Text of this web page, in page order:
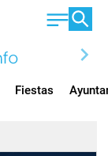
chevron_right
Fiestas